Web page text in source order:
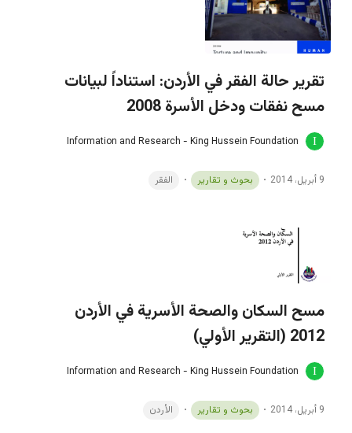
تقرير حالة الفقر في الأردن: استناداً لبيانات
مسح نفقات ودخل الأسرة 2008
Information and Research - King Hussein Foundation
9 أبريل، 2014 بحوث و تقارير الفقر
مسح السكان والصحة الأسرية في الأردن
2012 (التقرير الأولي)
Information and Research - King Hussein Foundation
9 أبريل، 2014 بحوث و تقارير الأردن